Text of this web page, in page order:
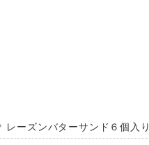
レーズンバターサンド６個入り